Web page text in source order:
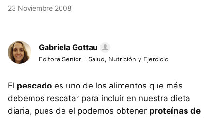
23 Noviembre 2008
Gabriela Gottau
Editora Senior - Salud, Nutrición y Ejercicio
El pescado es uno de los alimentos que más
debemos rescatar para incluir en nuestra dieta
diaria, pues de el podemos obtener proteínas de